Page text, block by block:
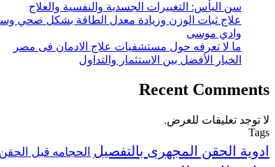
سن اليأس: التغييرات الجسدية والنفسية والعلاج
علاج ثبات الوزن وزيادة معدل الطاقة بشكل صحي وسليم
وادي موسى
ما لا تعرفه حول مستشفيات علاج الادمان فى مصر
الخيار الأفضل بين الاستثمار والتداول
Recent Comments
لا توجد تعليقات للعرض.
Tags
ادوية الحقن المجهرى بالتفصيل الحجامه قبل